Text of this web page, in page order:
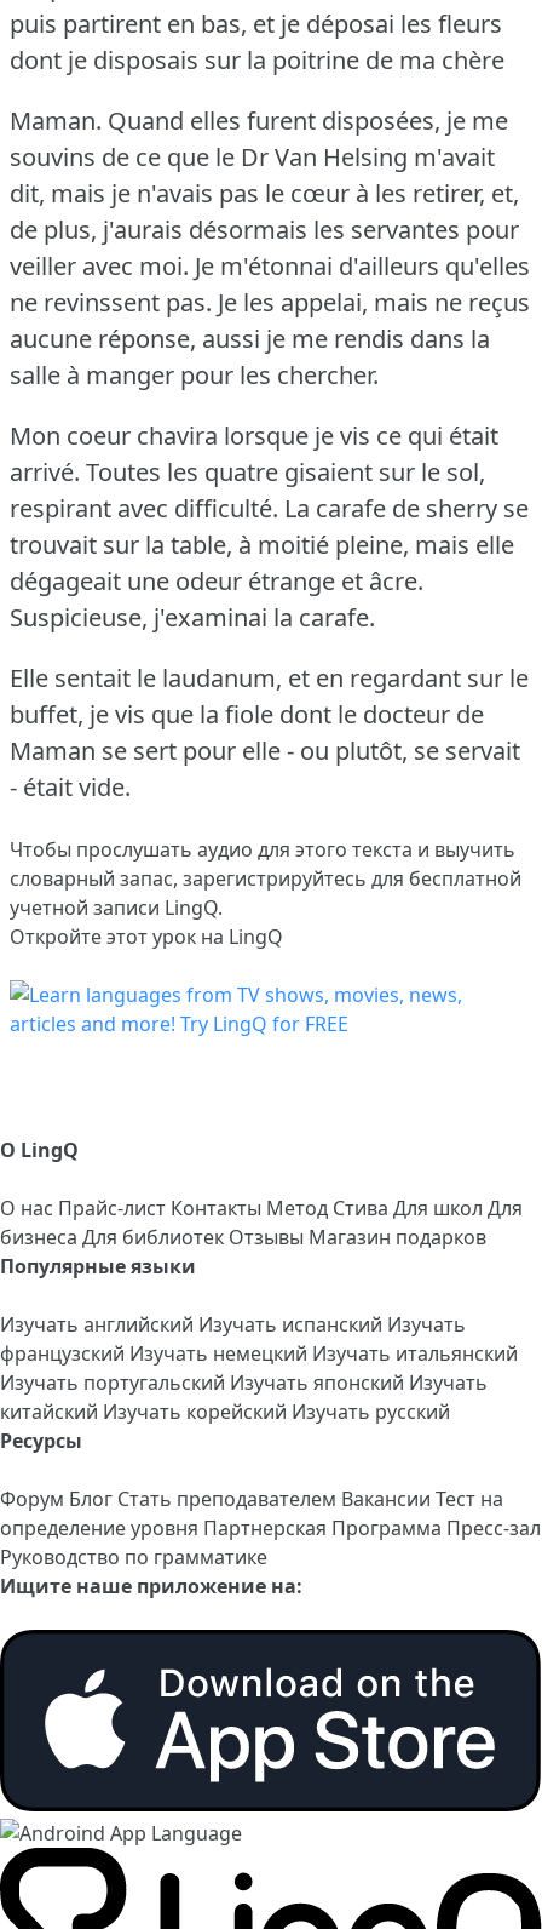
puis partirent en bas, et je déposai les fleurs
dont je disposais sur la poitrine de ma chère
Maman. Quand elles furent disposées, je me
souvins de ce que le Dr Van Helsing m'avait
dit, mais je n'avais pas le cœur à les retirer, et,
de plus, j'aurais désormais les servantes pour
veiller avec moi. Je m'étonnai d'ailleurs qu'elles
ne revinssent pas. Je les appelai, mais ne reçus
aucune réponse, aussi je me rendis dans la
salle à manger pour les chercher.
Mon coeur chavira lorsque je vis ce qui était
arrivé. Toutes les quatre gisaient sur le sol,
respirant avec difficulté. La carafe de sherry se
trouvait sur la table, à moitié pleine, mais elle
dégageait une odeur étrange et âcre.
Suspicieuse, j'examinai la carafe.
Elle sentait le laudanum, et en regardant sur le
buffet, je vis que la fiole dont le docteur de
Maman se sert pour elle - ou plutôt, se servait
- était vide.
Чтобы прослушать аудио для этого текста и выучить
словарный запас, зарегистрируйтесь для бесплатной
учетной записи LingQ.
Откройте этот урок на LingQ
О LingQ
О нас Прайс-лист Контакты Метод Стива Для школ Для
бизнеса Для библиотек Отзывы Магазин подарков
Популярные языки
Изучать английский Изучать испанский Изучать
французский Изучать немецкий Изучать итальянский
Изучать португальский Изучать японский Изучать
китайский Изучать корейский Изучать русский
Ресурсы
Форум Блог Стать преподавателем Вакансии Тест на
определение уровня Партнерская Программа Пресс-зал
Руководство по грамматике
Ищите наше приложение на: